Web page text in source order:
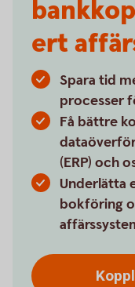
ert
Spara tid
processer
Få bättre
(ERP) och
Underlätta
bokföring